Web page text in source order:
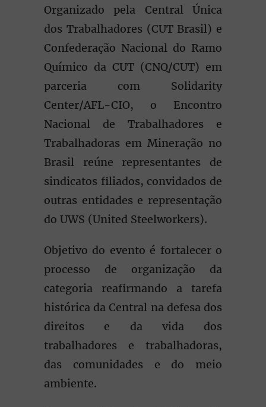
Organizado pela Central Única
dos Trabalhadores (CUT Brasil) e
Confederação Nacional do Ramo
Químico da CUT (CNQ/CUT) em
parceria com Solidarity
Center/AFL-CIO, o Encontro
Nacional de Trabalhadores e
Trabalhadoras em Mineração no
Brasil reúne representantes de
sindicatos filiados, convidados de
outras entidades e representação
do UWS (United Steelworkers).
Objetivo do evento é fortalecer o
processo de organização da
categoria reafirmando a tarefa
histórica da Central na defesa dos
direitos e da vida dos
trabalhadores e trabalhadoras,
das comunidades e do meio
ambiente.